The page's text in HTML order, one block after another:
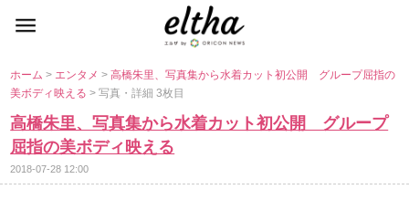
ホーム> エンタメ>高橋朱里、写真集から水着カット初公開 グループ屈指の
美ボディ映える> 写真・詳細 3枚目
高橋朱里、写真集から水着カット初公開 グループ
屈指の美ボディ映える
2018-07-28 12:00